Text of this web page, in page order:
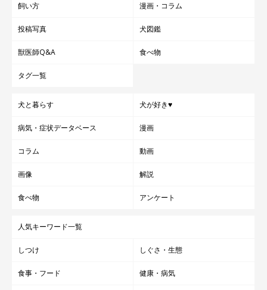
飼い方 漫画・コラム
投稿写真 犬図鑑
獣医師Q&A 食べ物
タグ一覧
犬と暮らす 犬が好き♥
病気・症状データベース 漫画
コラム 動画
画像 解説
食べ物 アンケート
人気キーワード一覧
しつけ しぐさ・生態
食事・フード 健康・病気